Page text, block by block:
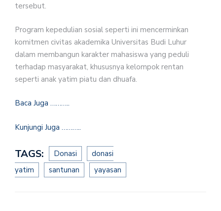
tersebut.
Program kepedulian sosial seperti ini mencerminkan
komitmen civitas akademika Universitas Budi Luhur
dalam membangun karakter mahasiswa yang peduli
terhadap masyarakat, khususnya kelompok rentan
seperti anak yatim piatu dan dhuafa.
Baca Juga ………..
Kunjungi Juga ………..
TAGS: Donasi
donasi
yatim
santunan yayasan